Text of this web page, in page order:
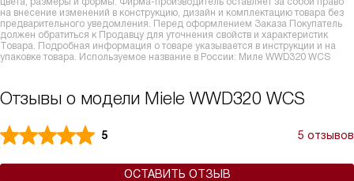
на внесение изменений в конструкцию, дизайн и комплектацию товара без
предварительного уведомления. Перед оформлением Заказа Покупатель
должен обратиться к Продавцу для уточнения свойств и характеристик
Товара. Подробная информация о товаре указывается в инструкции и на
упаковке товара. Используемое название в России: Миле WWD320 WCS
Отзывы о модели Miele WWD320 WCS
5 5 отзывов
ОСТАВИТЬ ОТЗЫВ